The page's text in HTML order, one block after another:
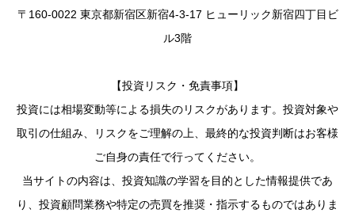
〒160-0022 東京都新宿区新宿4-3-17 ヒューリック新宿四丁目ビ
ル3階
【投資リスク・免責事項】
投資には相場変動等による損失のリスクがあります。投資対象や
取引の仕組み、リスクをご理解の上、最終的な投資判断はお客様
ご自身の責任で行ってください。
当サイトの内容は、投資知識の学習を目的とした情報提供であ
り、投資顧問業務や特定の売買を推奨・指示するものではありま